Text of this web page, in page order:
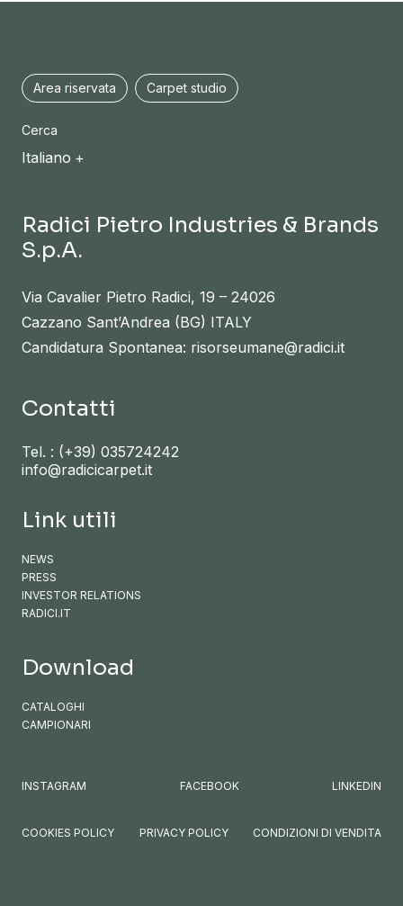
Area riservata Carpet studio
Cerca
Italiano
Radici Pietro Industries & Brands
S.p.A.
Via Cavalier Pietro Radici, 19 – 24026
Cazzano Sant’Andrea (BG) ITALY
Candidatura Spontanea: risorseumane@radici.it
Contatti
Tel. : (+39) 035724242
info@radicicarpet.it
Link utili
NEWS
PRESS
INVESTOR RELATIONS
RADICI.IT
Download
CATALOGHI
CAMPIONARI
INSTAGRAM FACEBOOK LINKEDIN
COOKIES POLICY PRIVACY POLICY CONDIZIONI DI VENDITA